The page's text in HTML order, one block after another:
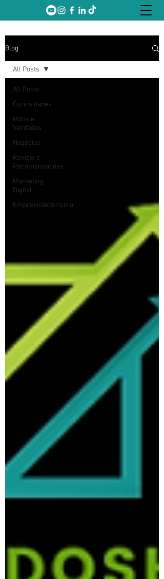
Blog
All Posts
Curiosidades
Mitos e
Verdades
Negócios
Review e
Recomendações
Marketing
Digital
Empreendedorismo
All Posts